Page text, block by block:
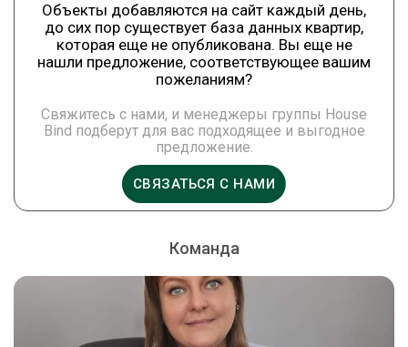
Объекты добавляются на сайт каждый день,
до сих пор существует база данных квартир,
которая еще не опубликована. Вы еще не
нашли предложение, соответствующее вашим
пожеланиям?
Свяжитесь с нами, и менеджеры группы House
Bind подберут для вас подходящее и выгодное
предложение.
СВЯЗАТЬСЯ С НАМИ
Команда